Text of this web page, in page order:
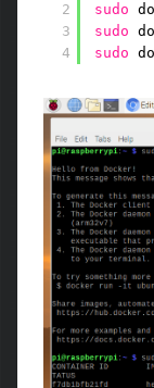
2
3
4
sudo
sudo
sudo